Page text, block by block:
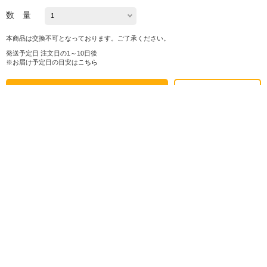
数 量
本商品は交換不可となっております。ご了承ください。
発送予定日 注文日の1～10日後
※お届け予定日の目安は こちら